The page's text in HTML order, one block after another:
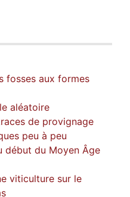
fosses aux formes
aléatoire
de provignage
peu à peu
début du Moyen Âge
viticulture sur le